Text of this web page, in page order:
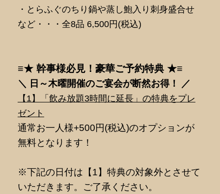
・とらふぐのちり鍋や蒸し鮑入り刺身盛合せ
など・・・全8品 6,500円(税込)
≡★ 幹事様必見！豪華ご予約特典 ★≡
＼ 日～木曜開催のご宴会が断然お得！ ／
【1】「飲み放題3時間に延長」の特典をプレ
ゼント
通常お一人様+500円(税込)のオプションが
無料となります！
※下記の日付は【1】特典の対象外とさせて
いただきます。ご了承ください。